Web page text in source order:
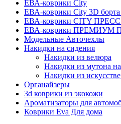
ЕВА-коврики City
ЕВА-коврики City 3D борта
ЕВА-коврики CITY ПРЕСС
ЕВА-коврики ПРЕМИУМ
Модельные Авточехлы
Накидки на сидения
Накидки из велюра
Накидки из мутона
Накидки из
Органайзеры
3d коврики из экокожи
Ароматизаторы для
Коврики Eva Для дома